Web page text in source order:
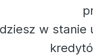
w stanie